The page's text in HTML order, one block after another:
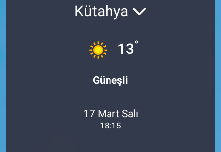
Kütahya
13°
Güneşli
17 Mart Salı
18:15
Ege'den Esintiler